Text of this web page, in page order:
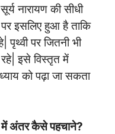
नारायण की सीधी
इसलिए हुआ है ताकि
पृथ्वी पर जितनी भी
रहे| इसे विस्तृत में
को पढ़ा जा सकता
में अंतर कैसे पहचाने?